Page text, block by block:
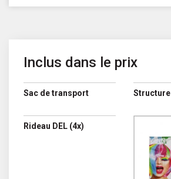
Inclus dans le prix
Sac de transport Structure
Rideau DEL (4x)